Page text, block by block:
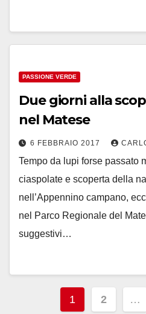
PASSIONE VERDE
Due giorni alla
nel Matese
6 FEBBRAIO 2017
Tempo da lupi forse passato
ciaspolate e scoperta della
nell’Appennino campano,
nel Parco Regionale del
suggestivi…
1 2 …